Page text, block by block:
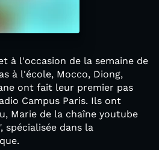
à l'occasion de la semaine de
à l'école, Mocco, Diong,
ont fait leur premier pas
Campus Paris. Ils ont
Marie de la chaîne youtube
spécialisée dans la